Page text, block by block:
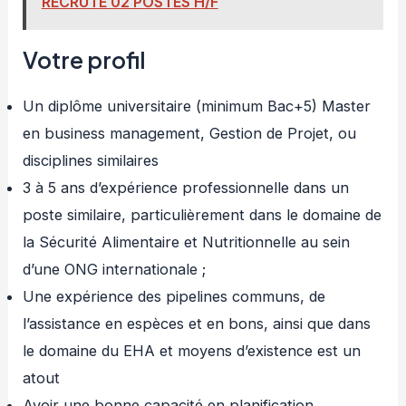
Votre profil
Un diplôme universitaire (minimum Bac+5) Master
en business management, Gestion de Projet, ou
disciplines similaires
3 à 5 ans d’expérience professionnelle dans un
poste similaire, particulièrement dans le domaine de
la Sécurité Alimentaire et Nutritionnelle au sein
d’une ONG internationale ;
Une expérience des pipelines communs, de
l’assistance en espèces et en bons, ainsi que dans
le domaine du EHA et moyens d’existence est un
atout